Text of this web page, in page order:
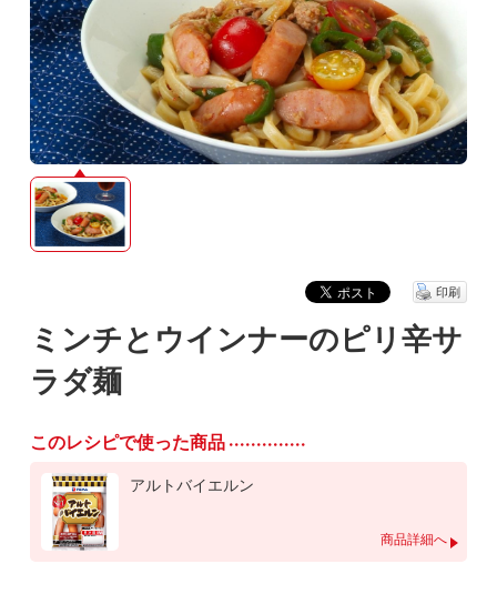
ミンチとウインナーのピリ辛サ
ラダ麺
印刷
このレシピで使った商品
アルトバイエルン
商品詳細へ